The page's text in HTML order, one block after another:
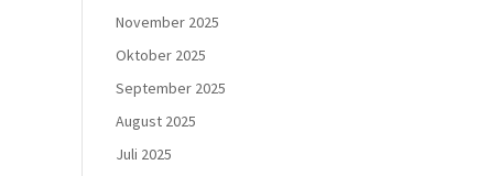
November 2025
Oktober 2025
September 2025
August 2025
Juli 2025